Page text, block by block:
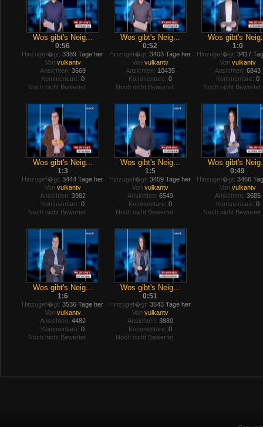
Wos gibt's Neig...
0:56
Hinzugef�gt: 3389 Tage her
Von vulkantv
Ansichten: 3669
Kommentare: 0
Noch nicht Bewertet
Wos gibt's Neig...
0:52
Hinzugef�gt: 3403 Tage her
Von vulkantv
Ansichten: 10435
Kommentare: 0
Noch nicht Bewertet
Wos gibt's
1:0
Hinzugef�gt: 3417
Von vulkantv
Ansichten: 6843
Kommentare: 0
Noch nicht Bewertet
Wos gibt's Neig...
1:3
Hinzugef�gt: 3444 Tage her
Von vulkantv
Ansichten: 3982
Kommentare: 0
Noch nicht Bewertet
Wos gibt's Neig...
1:5
Hinzugef�gt: 3459 Tage her
Von vulkantv
Ansichten: 6549
Kommentare: 0
Noch nicht Bewertet
Wos gibt's
0:49
Hinzugef�gt: 3466
Von vulkantv
Ansichten: 3685
Kommentare: 0
Noch nicht Bewertet
Wos gibt's Neig...
1:6
Hinzugef�gt: 3536 Tage her
Von vulkantv
Ansichten: 4482
Kommentare: 0
Noch nicht Bewertet
Wos gibt's Neig...
0:51
Hinzugef�gt: 3543 Tage her
Von vulkantv
Ansichten: 3880
Kommentare: 0
Noch nicht Bewertet